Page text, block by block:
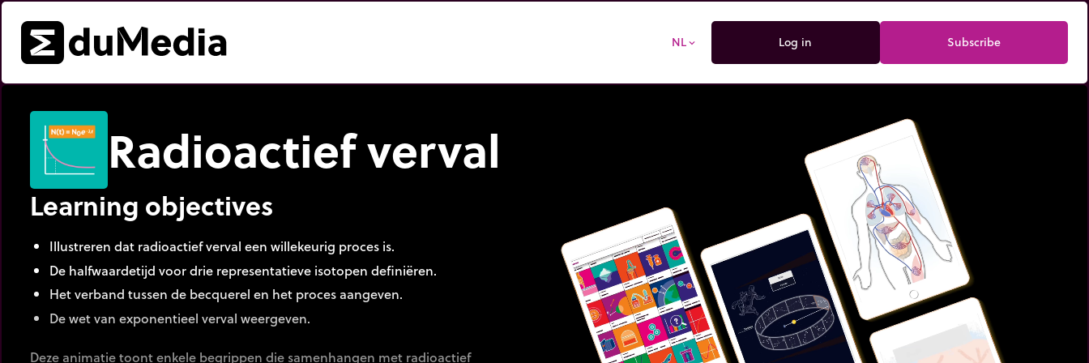
NL expand_more Log in Subscribe
Radioactief verval
Learning objectives
Illustreren dat radioactief verval een willekeurig proces is.
De halfwaardetijd voor drie representatieve isotopen definiëren.
Het verband tussen de becquerel en het proces aangeven.
De wet van exponentieel verval weergeven.
Deze animatie toont enkele begrippen die samenhangen met radioactief